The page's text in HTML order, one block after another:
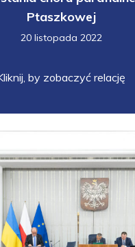
Ptaszkowej
20 listopada 2022
by zobaczyć relację